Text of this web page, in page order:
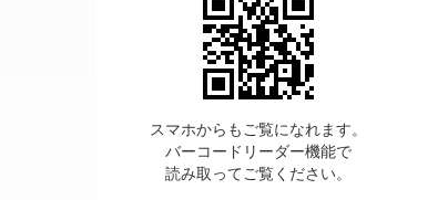
スマホからもご覧になれます。
バーコードリーダー機能で
読み取ってご覧ください。